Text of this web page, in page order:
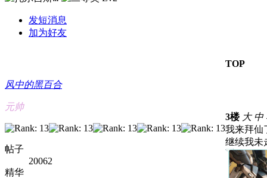
发短消息
加为好友
TOP
风中的黑百合
元帅
帖子
20062
精华
3楼 大 中
我来拜仙
继续我未